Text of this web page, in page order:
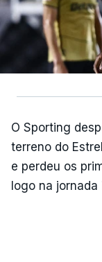
O Sporting
terreno do
e perdeu os
logo na jornada